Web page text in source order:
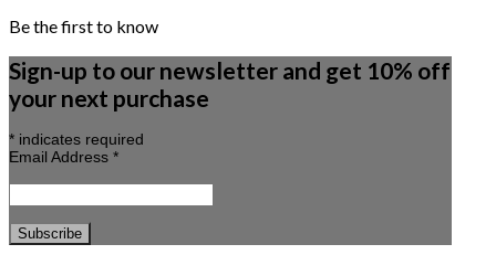
Be the first to know
Sign-up to our newsletter and get 10% off
your next purchase
* indicates required
Email Address *